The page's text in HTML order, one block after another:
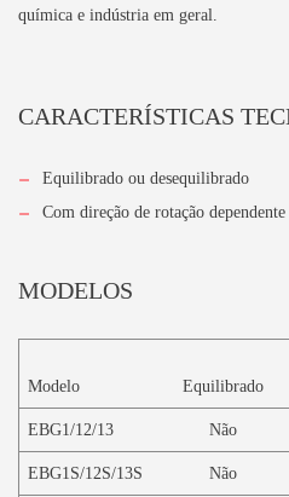
química e indústria em geral.
CARACTERÍSTICAS
Equilibrado ou desequilibrado
Com direção de rotação
MODELOS
Modelo Equilibrado
EBG1/12/13 Não
EBG1S/12S/13S Não